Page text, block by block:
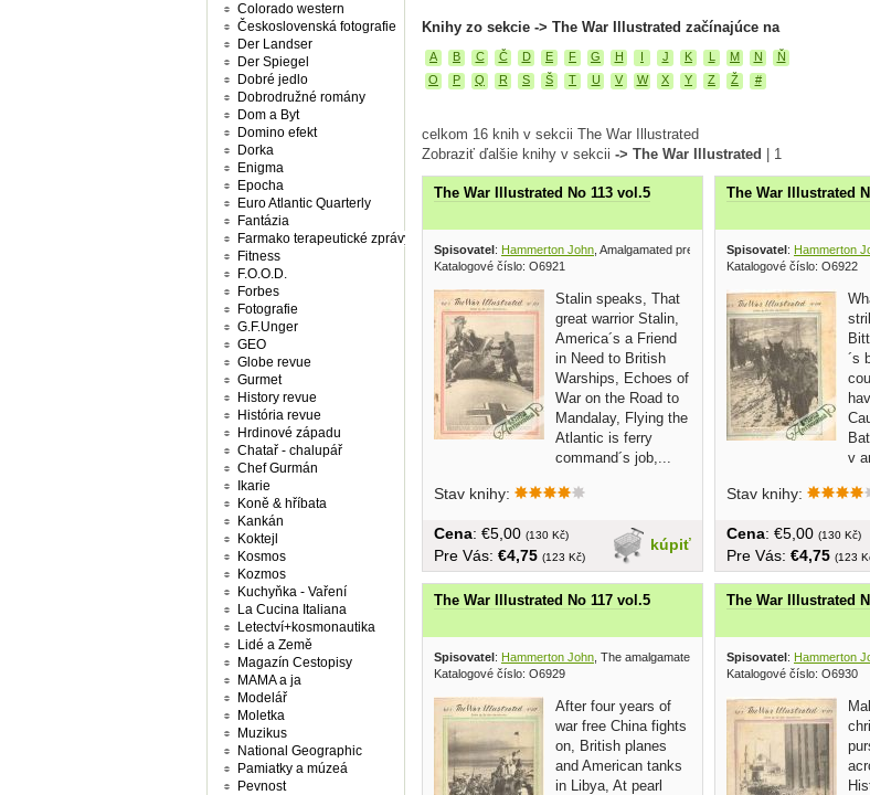
Knihy zo sekcie -> The War Illustrated začínajúce na
A B C Č D E F G H J K M N
Ň
O
P Q R S Š T U V W X Y Z Ž #
celkom 16 knih v sekcii The War Illustrated
Zobraziť ďalšie knihy v sekcii -> The War Illustrated 1
The War Illustrated No 113 vol.5
Spisovatel: Hammerton John , Amalgamated press 1941
Katalogové číslo: O6921
Stalin speaks, That
great warrior Stalin,
America´s a Friend
in Need to British
Warships, Echoes of
War on the Road to
Mandalay, Flying the
Atlantic is ferry
command´s job,...
Stav knihy:
kúpiť
Cena: €5,00 (130 Kč)
Pre Vás: €4,75 (123 Kč)
The War Illustrated
Spisovatel: Hammerton
Katalogové číslo: O6922
´s
v
Stav knihy:
Cena: €5,00 (130 Kč)
Pre Vás: €4,75 (123
The War Illustrated No 117 vol.5
Spisovatel: Hammerton John , The amalgamated press 1942
Katalogové číslo: O6929
After four years of
war free China fights
on, British planes
and American tanks
in Libya, At pearl
The War Illustrated
Spisovatel: Hammerton
Katalogové číslo: O6930
Colorado western
Československá fotografie
Der Landser
Der Spiegel
Dobré jedlo
Dobrodružné romány
Dom a Byt
Domino efekt
Dorka
Enigma
Epocha
Euro Atlantic Quarterly
Fantázia
Farmako terapeutické zprávy
Fitness
F.O.O.D.
Forbes
Fotografie
G.F.Unger
GEO
Globe revue
Gurmet
History revue
História revue
Hrdinové západu
Chatař - chalupář
Chef Gurmán
Ikarie
Koně & hříbata
Kankán
Koktejl
Kosmos
Kozmos
Kuchyňka - Vaření
La Cucina Italiana
Letectví+kosmonautika
Lidé a Země
Magazín Cestopisy
MAMA a ja
Modelář
Moletka
Muzikus
National Geographic
Pamiatky a múzeá
Pevnost